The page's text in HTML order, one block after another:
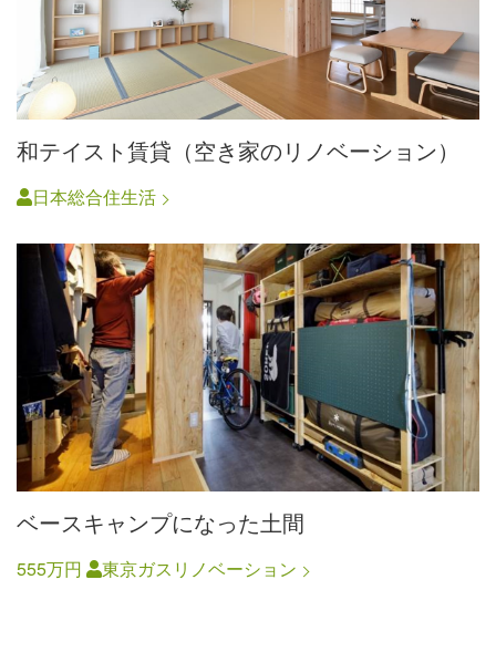
和テイスト賃貸（空き家のリノベーション）
日本総合住生活
ベースキャンプになった土間
555万円 東京ガスリノベーション